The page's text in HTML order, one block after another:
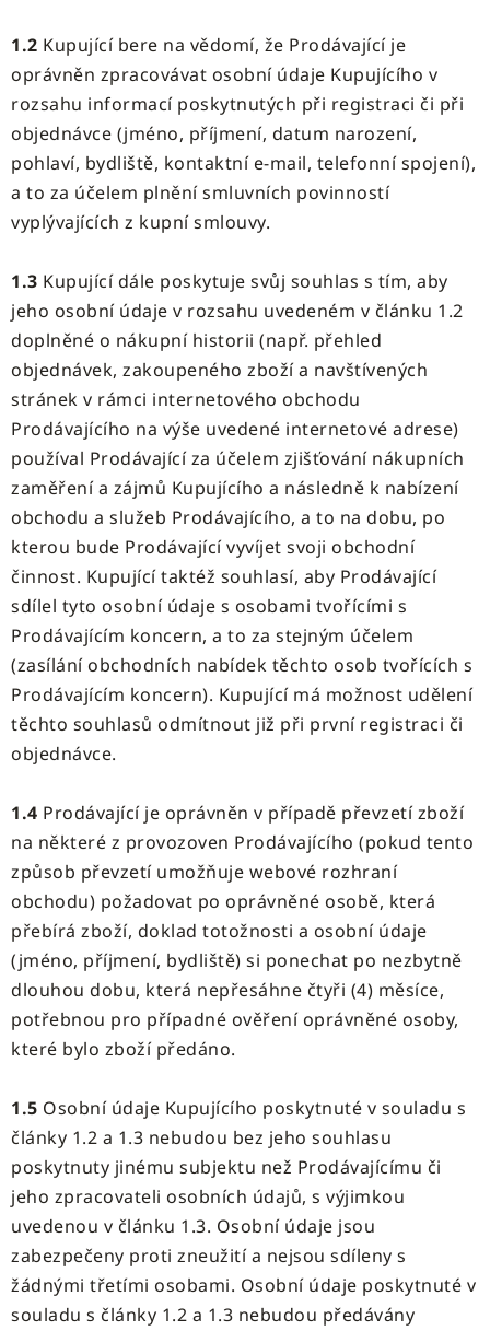
1.2 Kupující bere na vědomí, že Prodávající je
oprávněn zpracovávat osobní údaje Kupujícího v
rozsahu informací poskytnutých při registraci či při
objednávce (jméno, příjmení, datum narození,
pohlaví, bydliště, kontaktní e-mail, telefonní spojení),
a to za účelem plnění smluvních povinností
vyplývajících z kupní smlouvy.
1.3 Kupující dále poskytuje svůj souhlas s tím, aby
jeho osobní údaje v rozsahu uvedeném v článku 1.2
doplněné o nákupní historii (např. přehled
objednávek, zakoupeného zboží a navštívených
stránek v rámci internetového obchodu
Prodávajícího na výše uvedené internetové adrese)
používal Prodávající za účelem zjišťování nákupních
zaměření a zájmů Kupujícího a následně k nabízení
obchodu a služeb Prodávajícího, a to na dobu, po
kterou bude Prodávající vyvíjet svoji obchodní
činnost. Kupující taktéž souhlasí, aby Prodávající
sdílel tyto osobní údaje s osobami tvořícími s
Prodávajícím koncern, a to za stejným účelem
(zasílání obchodních nabídek těchto osob tvořících s
Prodávajícím koncern). Kupující má možnost udělení
těchto souhlasů odmítnout již při první registraci či
objednávce.
1.4 Prodávající je oprávněn v případě převzetí zboží
na některé z provozoven Prodávajícího (pokud tento
způsob převzetí umožňuje webové rozhraní
obchodu) požadovat po oprávněné osobě, která
přebírá zboží, doklad totožnosti a osobní údaje
(jméno, příjmení, bydliště) si ponechat po nezbytně
dlouhou dobu, která nepřesáhne čtyři (4) měsíce,
potřebnou pro případné ověření oprávněné osoby,
které bylo zboží předáno.
1.5 Osobní údaje Kupujícího poskytnuté v souladu s
články 1.2 a 1.3 nebudou bez jeho souhlasu
poskytnuty jinému subjektu než Prodávajícímu či
jeho zpracovateli osobních údajů, s výjimkou
uvedenou v článku 1.3. Osobní údaje jsou
zabezpečeny proti zneužití a nejsou sdíleny s
žádnými třetími osobami. Osobní údaje poskytnuté v
souladu s články 1.2 a 1.3 nebudou předávány